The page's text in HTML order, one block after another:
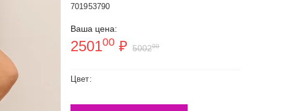
701953790
Ваша цена:
250100 ₽ 500200
Цвет: